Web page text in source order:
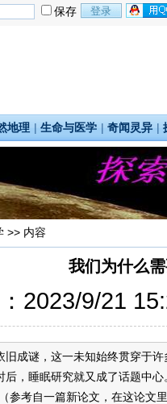
保存
地理 | 生命与医学 | 奇闻灵异 |
>> 内容
我们为什么
2023/9/21
旧成谜，这一未知始终贯穿于
，睡眠研究就又成了话题中
参考自一篇新论文，在这论文